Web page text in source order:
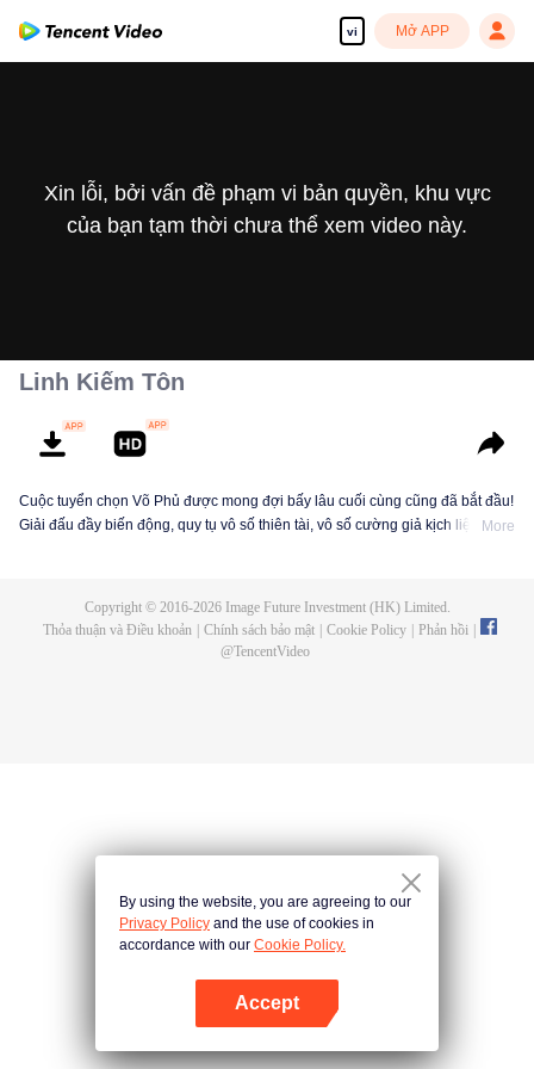
vi Mở APP
Xin lỗi, bởi vấn đề phạm vi bản quyền, khu vực
của bạn tạm thời chưa thể xem video này.
Linh Kiếm Tôn
Cuộc tuyển chọn Võ Phủ được mong đợi bấy lâu cuối cùng cũng đã bắt đầu!
Giải đấu đầy biến động, quy tụ vô số thiên tài, vô số cường giả kịch liệt đối
Sở Hành Vân sẽ làm thế nào để vượt qua mọi chông gai, không gì cản nổi
trong cuộc ám sát đầy hiểm nguy này!
More
Copyright © 2016-2026Image Future Investment (HK) Limited.
Thỏa thuận và Điều khoản
Chính sách bảo mật Cookie Policy Phản hồi
@TencentVideo
By using the website, you are agreeing to our
Privacy Policy and the use of cookies in
accordance with our Cookie Policy.
Accept